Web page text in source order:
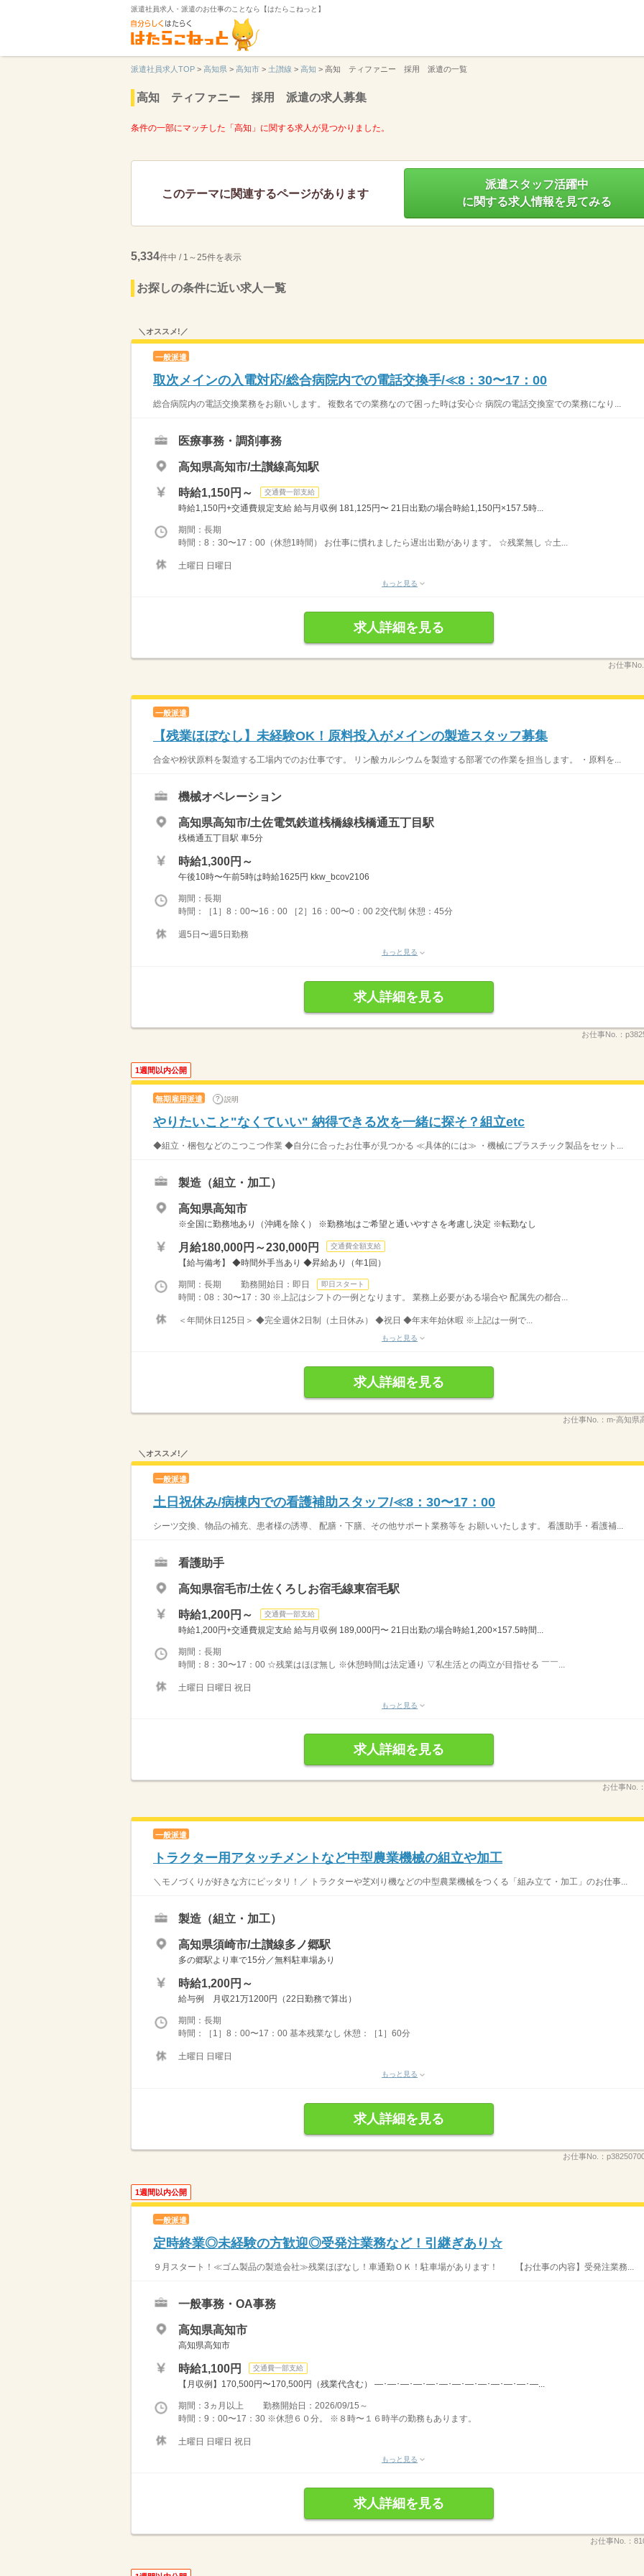
派遣社員求人・派遣のお仕事のことなら【はたらこねっと】
派遣社員求人TOP > 高知県 > 高知市 > 土讃線 > 高知 > 高知 ティファニー 採用 派遣の一覧
高知 ティファニー 採用 派遣の求人募集
条件の一部にマッチした「高知」に関する求人が見つかりました。
このテーマに関連するページがあります
派遣スタッフ活躍中
に関する求人情報を見てみる
5,334件中 / 1～25件を表示
お探しの条件に近い求人一覧
＼オススメ!／
一般派遣
取次メインの入電対応/総合病院内での電話交換手/≪8：30〜17：00
総合病院内の電話交換業務をお願いします。 複数名での業務なので困った時は安心☆ 病院の電話交換室での業務になり...
医療事務・調剤事務
高知県高知市/土讃線高知駅
時給1,150円～ 交通費一部支給
時給1,150円+交通費規定支給 給与月収例 181,125円〜 21日出勤の場合時給1,150円×157.5時...
期間：長期
時間：8：30〜17：00（休憩1時間） お仕事に慣れましたら遅出出勤があります。 ☆残業無し ☆土...
土曜日 日曜日
もっと見る
求人詳細を見る
お仕事No.
一般派遣
【残業ほぼなし】未経験OK！原料投入がメインの製造スタッフ募集
合金や粉状原料を製造する工場内でのお仕事です。 リン酸カルシウムを製造する部署での作業を担当します。 ・原料を...
機械オペレーション
高知県高知市/土佐電気鉄道桟橋線桟橋通五丁目駅
桟橋通五丁目駅 車5分
時給1,300円～
午後10時〜午前5時は時給1625円 kkw_bcov2106
期間：長期
時間：［1］8：00〜16：00 ［2］16：00〜0：00 2交代制 休憩：45分
週5日〜週5日勤務
もっと見る
求人詳細を見る
お仕事No.：
1週間以内公開
無期雇用派遣 説明
やりたいこと"なくていい" 納得できる次を一緒に探そ？組立etc
◆組立・梱包などのこつこつ作業 ◆自分に合ったお仕事が見つかる ≪具体的には≫ ・機械にプラスチック製品をセット...
製造（組立・加工）
高知県高知市
※全国に勤務地あり（沖縄を除く） ※勤務地はご希望と通いやすさを考慮し決定 ※転勤なし
月給180,000円～230,000円 交通費全額支給
【給与備考】 ◆時間外手当あり ◆昇給あり（年1回）
期間：長期 勤務開始日：即日 即日スタート
時間：08：30〜17：30 ※上記はシフトの一例となります。 業務上必要がある場合や 配属先の都合...
＜年間休日125日＞ ◆完全週休2日制（土日休み） ◆祝日 ◆年末年始休暇 ※上記は一例で...
もっと見る
求人詳細を見る
お仕事No.： m-高知県
＼オススメ!／
一般派遣
土日祝休み/病棟内での看護補助スタッフ/≪8：30〜17：00
シーツ交換、物品の補充、患者様の誘導、 配膳・下膳、その他サポート業務等を お願いいたします。 看護助手・看護補...
看護助手
高知県宿毛市/土佐くろしお宿毛線東宿毛駅
時給1,200円～ 交通費一部支給
時給1,200円+交通費規定支給 給与月収例 189,000円〜 21日出勤の場合時給1,200×157.5時間...
期間：長期
時間：8：30〜17：00 ☆残業はほぼ無し ※休憩時間は法定通り ▽私生活との両立が目指せる ￣￣...
土曜日 日曜日 祝日
もっと見る
求人詳細を見る
お仕事No.：
一般派遣
トラクター用アタッチメントなど中型農業機械の組立や加工
＼モノづくりが好きな方にピッタリ！／ トラクターや芝刈り機などの中型農業機械をつくる「組み立て・加工」のお仕事...
製造（組立・加工）
高知県須崎市/土讃線多ノ郷駅
多の郷駅より車で15分／無料駐車場あり
時給1,200円～
給与例 月収21万1200円（22日勤務で算出）
期間：長期
時間：［1］8：00〜17：00 基本残業なし 休憩：［1］60分
土曜日 日曜日
もっと見る
求人詳細を見る
お仕事No.：
1週間以内公開
一般派遣
定時終業◎未経験の方歓迎◎受発注業務など！引継ぎあり☆
９月スタート！≪ゴム製品の製造会社≫残業ほぼなし！車通勤ＯＫ！駐車場があります！ 【お仕事の内容】受発注業務...
一般事務・OA事務
高知県高知市
高知県高知市
時給1,100円 交通費一部支給
【月収例】170,500円〜170,500円（残業代含む） ―･―･―･―･―･―･―･―･―･―･―･―･―...
期間：3ヵ月以上 勤務開始日：2026/09/15～
時間：9：00〜17：30 ※休憩６０分。 ※８時〜１６時半の勤務もあります。
土曜日 日曜日 祝日
もっと見る
求人詳細を見る
お仕事No.：